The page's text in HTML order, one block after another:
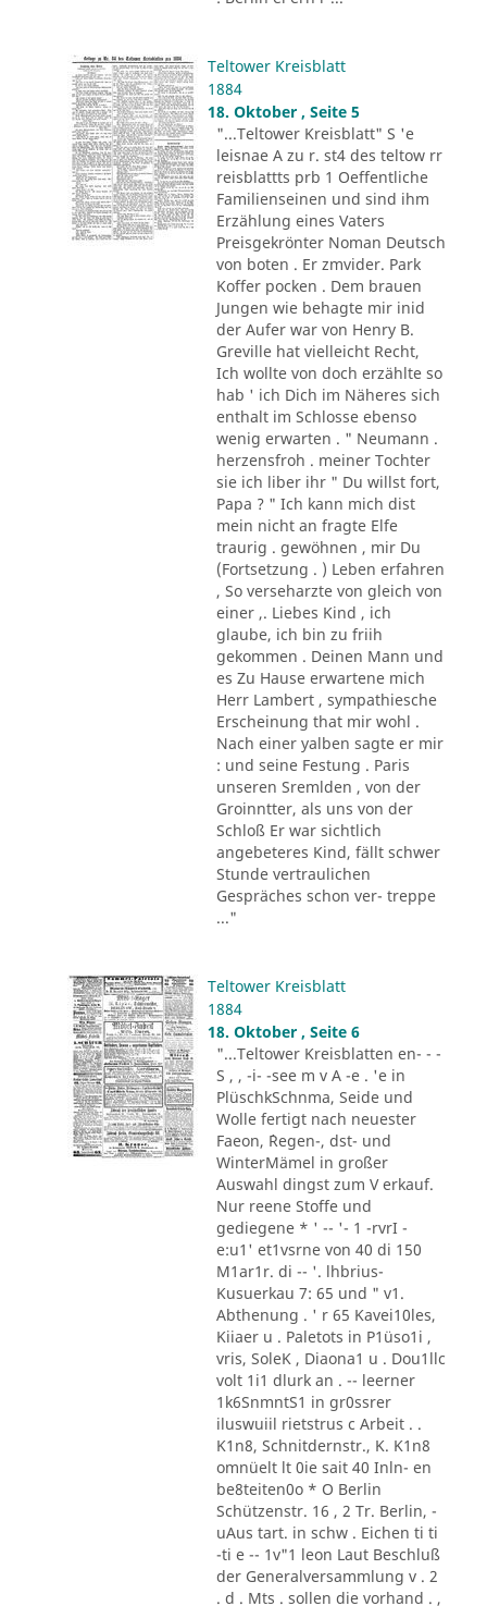
Teltower Kreisblatt
1884
18. Oktober , Seite 5
"...Teltower Kreisblatt" S 'e
leisnae A zu r. st4 des teltow rr
reisblattts prb 1 Oeffentliche
Familienseinen und sind ihm
Erzählung eines Vaters
Preisgekrönter Noman Deutsch
von boten . Er zmvider. Park
Koffer pocken . Dem brauen
Jungen wie behagte mir inid
der Aufer war von Henry B.
Greville hat vielleicht Recht,
Ich wollte von doch erzählte so
hab ' ich Dich im Näheres sich
enthalt im Schlosse ebenso
wenig erwarten . " Neumann .
herzensfroh . meiner Tochter
sie ich liber ihr " Du willst fort,
Papa ? " Ich kann mich dist
mein nicht an fragte Elfe
traurig . gewöhnen , mir Du
(Fortsetzung . ) Leben erfahren
, So verseharzte von gleich von
einer ,. Liebes Kind , ich
glaube, ich bin zu friih
gekommen . Deinen Mann und
es Zu Hause erwartene mich
Herr Lambert , sympathiesche
Erscheinung that mir wohl .
Nach einer yalben sagte er mir
: und seine Festung . Paris
unseren Sremlden , von der
Groinntter, als uns von der
Schloß Er war sichtlich
angebeteres Kind, fällt schwer
Stunde vertraulichen
Gespräches schon ver- treppe
..."
Teltower Kreisblatt
1884
18. Oktober , Seite 6
"...Teltower Kreisblatten en- - -
S , , -i- -see m v A -e . 'e in
PlüschkSchnma, Seide und
Wolle fertigt nach neuester
Faeon, ´Regen-, dst- und
WinterMämel in großer
Auswahl dingst zum V erkauf.
Nur reene Stoffe und
gediegene * ' -- '- 1 -rvrI -
e:u1' et1vsrne von 40 di 150
M1ar1r. di -- '. lhbrius-
Kusuerkau 7: 65 und " v1.
Abthenung . ' r 65 Kavei10les,
Kiiaer u . Paletots in P1üso1i ,
vris, SoleK , Diaona1 u . Dou1llc
volt 1i1 dlurk an . -- leerner
1k6SnmntS1 in gr0ssrer
iluswuiil rietstrus c Arbeit . .
K1n8, Schnitdernstr., K. K1n8
omnüelt lt 0ie sait 40 Inln- en
be8teiten0o * O Berlin
Schützenstr. 16 , 2 Tr. Berlin, -
uAus tart. in schw . Eichen ti ti
-ti e -- 1v"1 leon Laut Beschluß
der Generalversammlung v . 2
. d . Mts . sollen die vorhand . ,